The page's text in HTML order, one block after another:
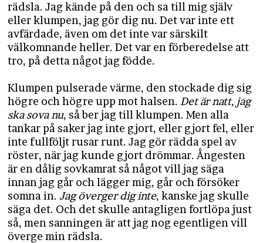
rädsla. Jag kände på den och sa till mig själv
eller klumpen, jag gör dig nu. Det var inte ett
avfärdade, även om det inte var särskilt
välkomnande heller. Det var en förberedelse att
tro, på detta något jag födde.
Klumpen pulserade värme, den stockade dig sig
högre och högre upp mot halsen. Det är natt, jag
ska sova nu, så ber jag till klumpen. Men alla
tankar på saker jag inte gjort, eller gjort fel, eller
inte fullföljt rusar runt. Jag gör rädda spel av
röster, när jag kunde gjort drömmar. Ångesten
är en dålig sovkamrat så något vill jag säga
innan jag går och lägger mig, går och försöker
somna in. Jag överger dig inte, kanske jag skulle
säga det. Och det skulle antagligen fortlöpa just
så, men sanningen är att jag nog egentligen vill
överge min rädsla.